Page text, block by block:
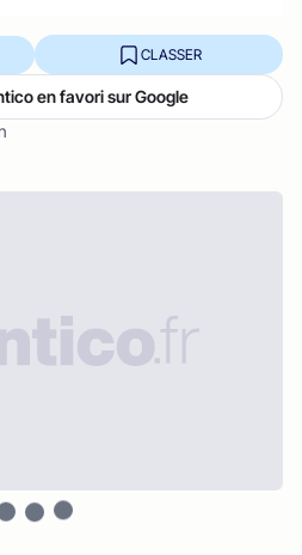
CLASSER
en favori sur Google